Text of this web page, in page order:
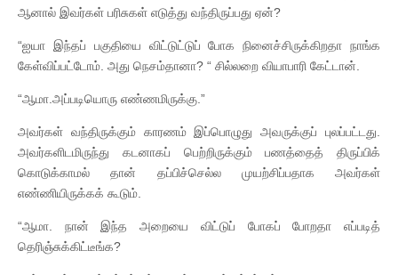
ஆனால் இவர்கள் பரிசுகள் எடுத்து வந்திருப்பது ஏன்?
“ஐயா இந்தப் பகுதியை விட்டுட்டுப் போக நினைச்சிருக்கிறதா நாங்க
கேள்விப்பட்டோம். அது நெசம்தானா? “ சில்லறை வியாபாரி கேட்டான்.
“ஆமா.அப்படியொரு எண்ணமிருக்கு.”
அவர்கள் வந்திருக்கும் காரணம் இப்பொழுது அவருக்குப் புலப்பட்டது.
அவர்களிடமிருந்து கடனாகப் பெற்றிருக்கும் பணத்தைத் திருப்பிக்
கொடுக்காமல் தான் தப்பிச்செல்ல முயற்சிப்பதாக அவர்கள்
எண்ணியிருக்கக் கூடும்.
“ஆமா. நான் இந்த அறையை விட்டுப் போகப் போறதா எப்படித்
தெரிஞ்சுக்கிட்டீங்க?